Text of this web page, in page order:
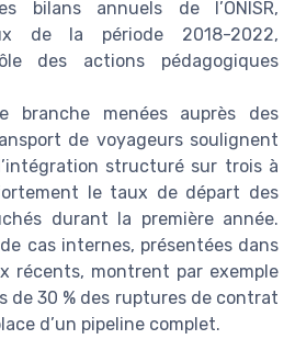
bilans annuels de l’ONISR,
de la période 2018-2022,
des actions pédagogiques
branche menées auprès des
de voyageurs soulignent
structuré sur trois à
le taux de départ des
durant la première année.
cas internes, présentées dans
récents, montrent par exemple
de 30 % des ruptures de contrat
d’un pipeline complet.